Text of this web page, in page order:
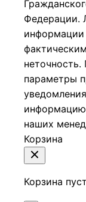
Федерации.
информации
неточность.
параметры
информацию
наших
Корзина
Корзина